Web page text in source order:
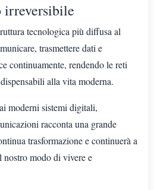
irreversibile
tecnologica più diffusa al
trasmettere dati e
continuamente, rendendo le reti
alla vita moderna.
moderni sistemi digitali,
racconta una grande
trasformazione e continuerà a
nostro modo di vivere e